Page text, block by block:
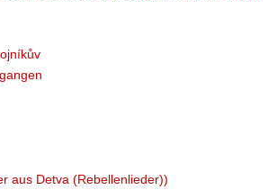
aus Detva (Rebellenlieder))